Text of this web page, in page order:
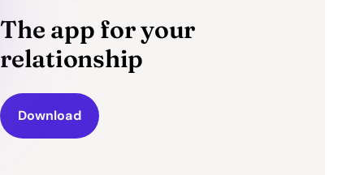
The app for your
relationship
Download